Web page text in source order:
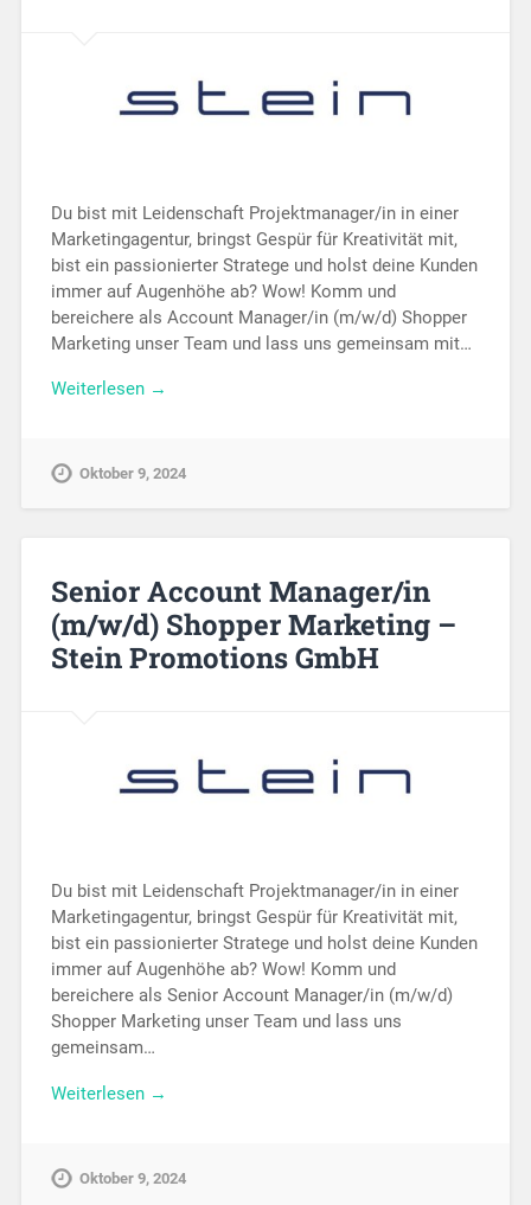
Du bist mit Leidenschaft Projektmanager/in in einer
Marketingagentur, bringst Gespür für Kreativität mit,
bist ein passionierter Stratege und holst deine Kunden
immer auf Augenhöhe ab? Wow! Komm und
bereichere als Account Manager/in (m/w/d) Shopper
Marketing unser Team und lass uns gemeinsam mit…
Weiterlesen →
Oktober 9, 2024
Senior Account Manager/in
(m/w/d) Shopper Marketing –
Stein Promotions GmbH
Du bist mit Leidenschaft Projektmanager/in in einer
Marketingagentur, bringst Gespür für Kreativität mit,
bist ein passionierter Stratege und holst deine Kunden
immer auf Augenhöhe ab? Wow! Komm und
bereichere als Senior Account Manager/in (m/w/d)
Shopper Marketing unser Team und lass uns
gemeinsam…
Weiterlesen →
Oktober 9, 2024